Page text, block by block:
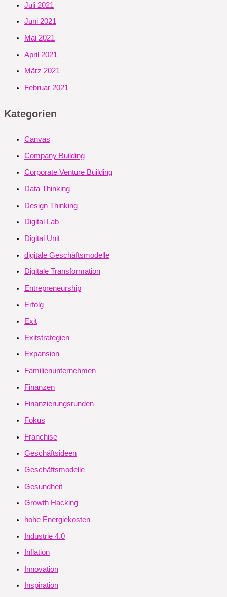
Juli 2021
Juni 2021
Mai 2021
April 2021
März 2021
Februar 2021
Kategorien
Canvas
Company Building
Corporate Venture Building
Data Thinking
Design Thinking
Digital Lab
Digital Unit
digitale Geschäftsmodelle
Digitale Transformation
Entrepreneurship
Erfolg
Exit
Exitstrategien
Expansion
Familienunternehmen
Finanzen
Finanzierungsrunden
Fokus
Franchise
Geschäftsideen
Geschäftsmodelle
Gesundheit
Growth Hacking
hohe Energiekosten
Industrie 4.0
Inflation
Innovation
Inspiration